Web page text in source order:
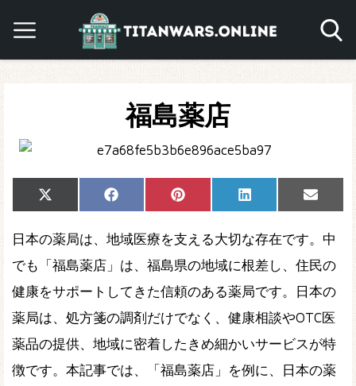
福島薬店
Share
on
X
(Twitter)
Share
on
Facebook Share
on
Pinterest Share
on
LinkedIn
Share
on
Email
日本の薬局は、地域医療を支える大切な存在です。中
でも「福島薬店」は、福島県の地域に根差し、住民の
健康をサポートしてきた信頼のある薬局です。日本の
薬局は、処方箋の調剤だけでなく、健康相談やOTC医
薬品の提供、地域に密着したきめ細かいサービスが特
徴です。本記事では、「福島薬店」を例に、日本の薬